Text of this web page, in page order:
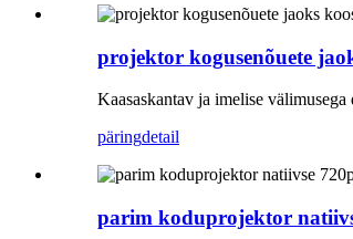
projektor kogusenõuete
Kaasaskantav ja imelise
päringdetail
parim koduprojektor